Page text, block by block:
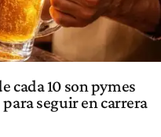
cada 10 son pymes
seguir en carrera